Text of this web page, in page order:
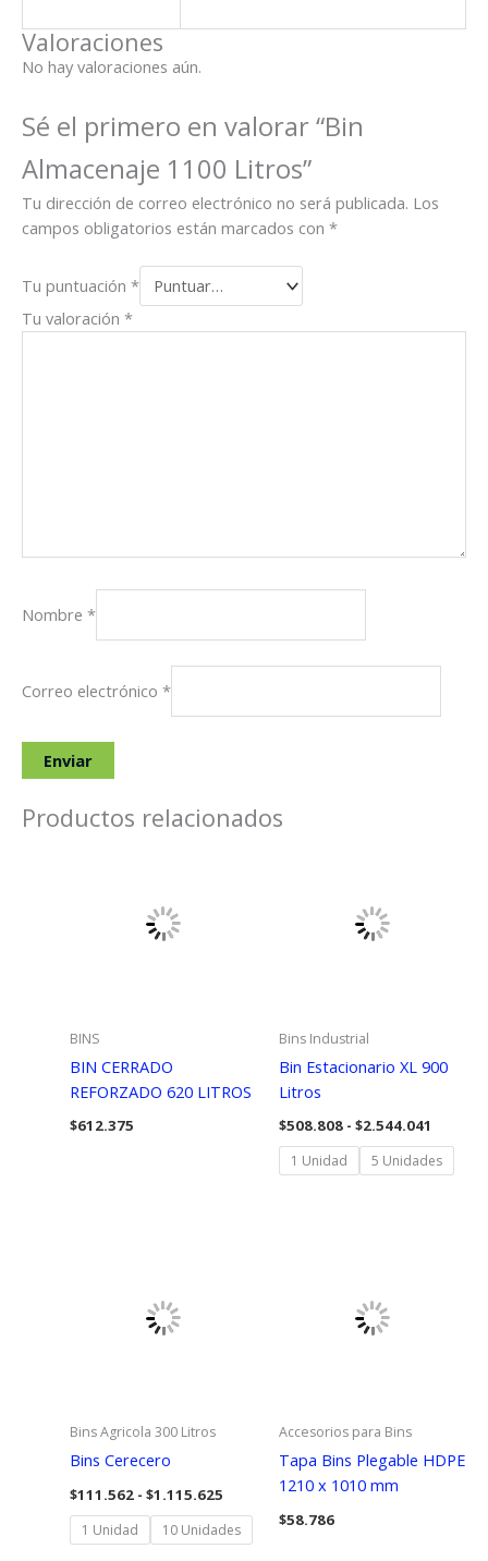
Valoraciones
No hay valoraciones aún.
Sé el primero en valorar “Bin
Almacenaje 1100 Litros”
Tu dirección de correo electrónico no será publicada. Los
campos obligatorios están marcados con *
Tu puntuación *
Tu valoración *
Nombre *
Correo electrónico *
Productos relacionados
BINS
BIN CERRADO
REFORZADO 620 LITROS
$612.375
Bins Industrial
Bin Estacionario XL 900
Litros
$508.808 - $2.544.041
desde
1 Unidad 5 Unidades
Bins Agricola 300 Litros
Bins Cerecero
$111.562 - $1.115.625Rango
precios:
desde
1 Unidad 10 Unidades
Accesorios para Bins
Tapa Bins Plegable HDPE
1210 x 1010 mm
$58.786